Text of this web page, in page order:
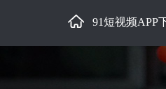
91短视频APP
关于91短视频APP